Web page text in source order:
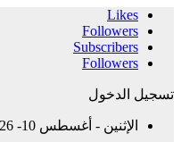
Likes
Followers
Subscribers
Followers
تسجيل الدخول
الإثنين - أغسطس 10- 2026